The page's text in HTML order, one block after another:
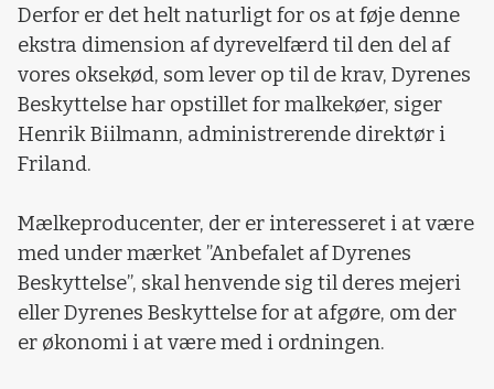
Derfor er det helt naturligt for os at føje denne
ekstra dimension af dyrevelfærd til den del af
vores oksekød, som lever op til de krav, Dyrenes
Beskyttelse har opstillet for malkekøer, siger
Henrik Biilmann, administrerende direktør i
Friland.
Mælkeproducenter, der er interesseret i at være
med under mærket ”Anbefalet af Dyrenes
Beskyttelse”, skal henvende sig til deres mejeri
eller Dyrenes Beskyttelse for at afgøre, om der
er økonomi i at være med i ordningen.